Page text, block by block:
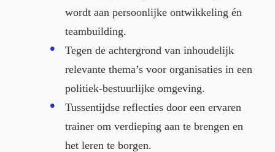
wordt aan persoonlijke ontwikkeling én
teambuilding.
Tegen de achtergrond van inhoudelijk
relevante thema’s voor organisaties in een
politiek-bestuurlijke omgeving.
Tussentijdse reflecties door een ervaren
trainer om verdieping aan te brengen en
het leren te borgen.